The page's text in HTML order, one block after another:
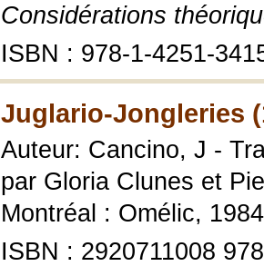
Considérations
ISBN : 978-1-4251-
Juglario-Jongleries
Auteur: Cancino, J -
par Gloria Clunes et
Montréal : Omélic, 1984
ISBN : 2920711008